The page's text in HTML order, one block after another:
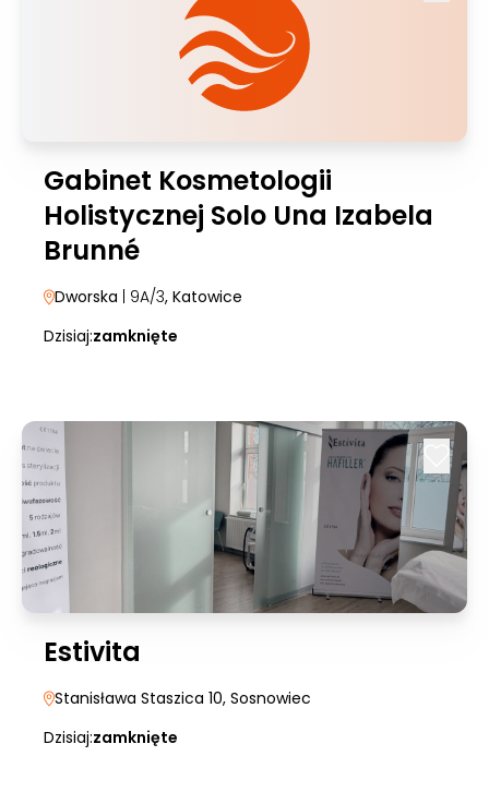
Gabinet Kosmetologii
Holistycznej Solo Una Izabela
Brunné
Dworska | 9A/3, Katowice
Dzisiaj:zamknięte
Estivita
Stanisława Staszica 10, Sosnowiec
Dzisiaj:zamknięte